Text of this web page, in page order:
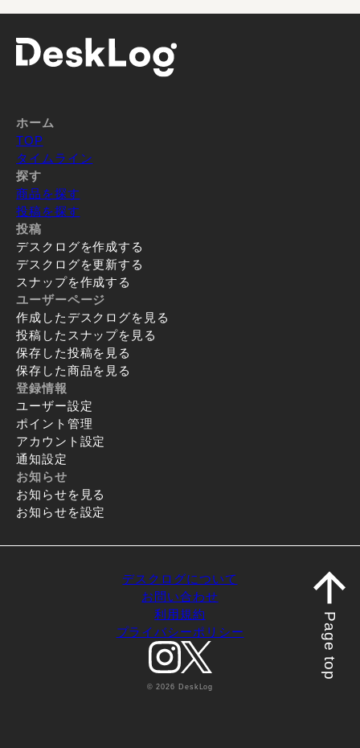
ホーム
TOP
タイムライン
探す
商品を探す
投稿を探す
投稿
デスクログを作成する
デスクログを更新する
スナップを作成する
ユーザーページ
作成したデスクログを見る
投稿したスナップを見る
保存した投稿を見る
保存した商品を見る
登録情報
ユーザー設定
ポイント管理
アカウント設定
通知設定
お知らせ
お知らせを見る
お知らせを設定
デスクログについて
お問い合わせ
利用規約
プライバシーポリシー
© 2026 DeskLog
Page top